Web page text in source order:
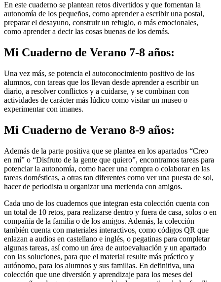
En este cuaderno se plantean retos divertidos y que fomentan la
autonomía de los pequeños, como aprender a escribir una postal,
preparar el desayuno, construir un refugio, o más emocionales,
como aprender a decir las cosas buenas de los demás.
Mi Cuaderno de Verano 7-8 años:
Una vez más, se potencia el autoconocimiento positivo de los
alumnos, con tareas que los llevan desde aprender a escribir un
diario, a resolver conflictos y a cuidarse, y se combinan con
actividades de carácter más lúdico como visitar un museo o
experimentar con imanes.
Mi Cuaderno de Verano 8-9 años:
Además de la parte positiva que se plantea en los apartados “Creo
en mí” o “Disfruto de la gente que quiero”, encontramos tareas para
potenciar la autonomía, como hacer una compra o colaborar en las
tareas domésticas, a otras tan diferentes como ver una puesta de sol,
hacer de periodista u organizar una merienda con amigos.
Cada uno de los cuadernos que integran esta colección cuenta con
un total de 10 retos, para realizarse dentro y fuera de casa, solos o en
compañía de la familia o de los amigos. Además, la colección
también cuenta con materiales interactivos, como códigos QR que
enlazan a audios en castellano e inglés, o pegatinas para completar
algunas tareas, así como un área de autoevaluación y un apartado
con las soluciones, para que el material resulte más práctico y
autónomo, para los alumnos y sus familias. En definitiva, una
colección que une diversión y aprendizaje para los meses del